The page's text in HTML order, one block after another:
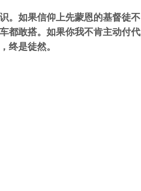
。如果信仰上先蒙恩的基督徒不
都敢搭。如果你我不肯主动付代
终是徒然。